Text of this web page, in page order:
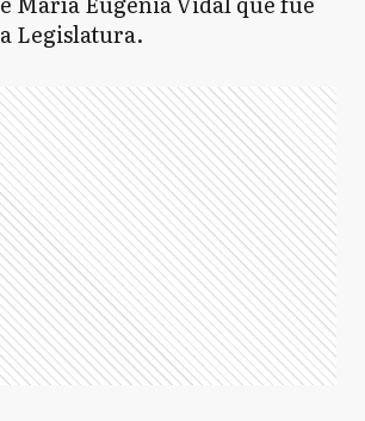
Legislatura.